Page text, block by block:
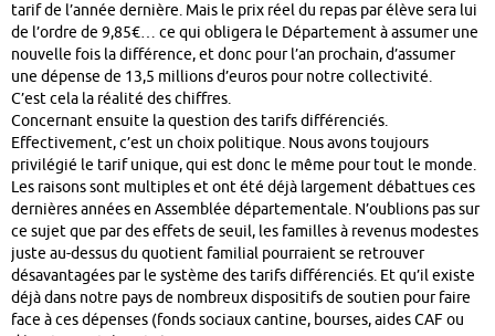
tarif de l’année dernière. Mais le prix réel du repas par élève sera lui
de l’ordre de 9,85€… ce qui obligera le Département à assumer une
nouvelle fois la différence, et donc pour l’an prochain, d’assumer
une dépense de 13,5 millions d’euros pour notre collectivité.
C’est cela la réalité des chiffres.
Concernant ensuite la question des tarifs différenciés.
Effectivement, c’est un choix politique. Nous avons toujours
privilégié le tarif unique, qui est donc le même pour tout le monde.
Les raisons sont multiples et ont été déjà largement débattues ces
dernières années en Assemblée départementale. N’oublions pas sur
ce sujet que par des effets de seuil, les familles à revenus modestes
juste au-dessus du quotient familial pourraient se retrouver
désavantagées par le système des tarifs différenciés. Et qu’il existe
déjà dans notre pays de nombreux dispositifs de soutien pour faire
face à ces dépenses (fonds sociaux cantine, bourses, aides CAF ou